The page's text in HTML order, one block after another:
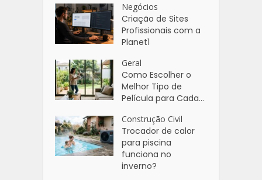
Negócios
Criação de Sites
Profissionais com a
Planet1
Geral
Como Escolher o
Melhor Tipo de
Película para Cada...
Construção Civil
Trocador de calor
para piscina
funciona no
inverno?